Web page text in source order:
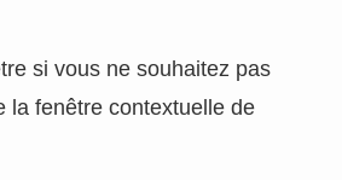
si vous ne souhaitez pas
la fenêtre contextuelle de